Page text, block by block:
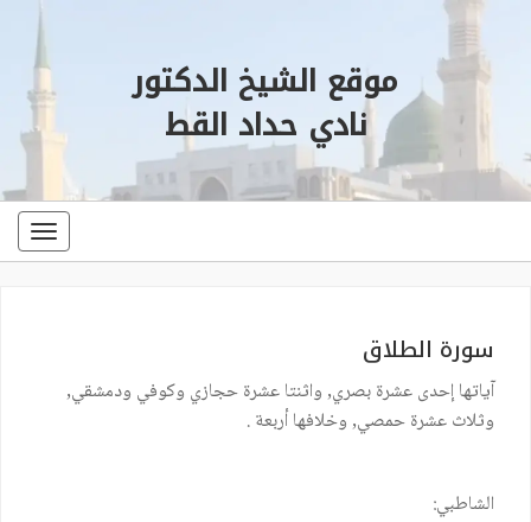
موقع الشيخ الدكتور
نادي حداد القط
سورة الطلاق
آياتها إحدى عشرة بصري, واثنتا عشرة حجازي وكوفي ودمشقي,
وثلاث عشرة حمصي, وخلافها أربعة .
الشاطبي: